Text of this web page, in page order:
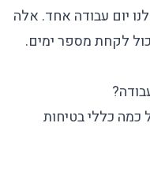
לוקח לנו יום עבודה אחד. אלה
לקחת מספר ימים.
כללי בטיחות